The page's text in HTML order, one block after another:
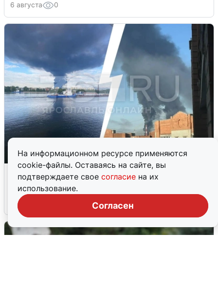
На информационном ресурсе применяются
cookie-файлы. Оставаясь на сайте, вы
подтверждаете свое согласие на их
использование.
Согласен
6 августа 0
Ночная атака БПЛА на Ярославль:
попадания и последствия
6 августа